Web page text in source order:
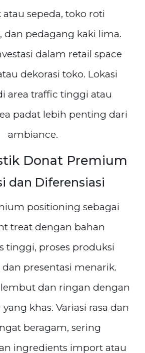
sepeda, toko roti
dan pedagang kaki lima.
dalam retail space
dekorasi toko. Lokasi
area traffic tinggi atau
padat lebih penting dari
ambiance.
Donat Premium
dan Diferensiasi
positioning sebagai
treat dengan bahan
tinggi, proses produksi
presentasi menarik.
dan ringan dengan
khas. Variasi rasa dan
beragam, sering
ingredients import atau